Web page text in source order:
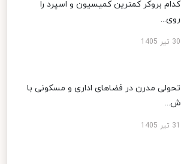
کدام بروکر کمترین کمیسیون و اسپرد را
روی...
30 تیر 1405
تحولی مدرن در فضاهای اداری و مسکونی با
ش...